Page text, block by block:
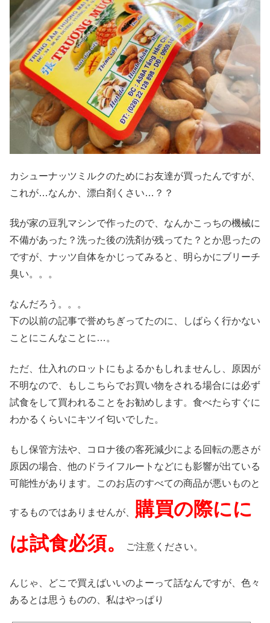
カシューナッツミルクのためにお友達が買ったんですが、
これが…なんか、漂白剤くさい…？？
我が家の豆乳マシンで作ったので、なんかこっちの機械に
不備があった？洗った後の洗剤が残ってた？とか思ったの
ですが、ナッツ自体をかじってみると、明らかにブリーチ
臭い。。。
なんだろう。。。
下の以前の記事で誉めちぎってたのに、しばらく行かない
ことにこんなことに…。
ただ、仕入れのロットにもよるかもしれませんし、原因が
不明なので、もしこちらでお買い物をされる場合には必ず
試食をして買われることをお勧めします。食べたらすぐに
わかるくらいにキツイ匂いでした。
もし保管方法や、コロナ後の客死減少による回転の悪さが
原因の場合、他のドライフルートなどにも影響が出ている
可能性があります。このお店のすべての商品が悪いものと
するものではありませんが、 購買の際にに
は試食必須。
ご注意ください。
んじゃ、どこで買えばいいのよーって話なんですが、色々
あるとは思うものの、私はやっぱり